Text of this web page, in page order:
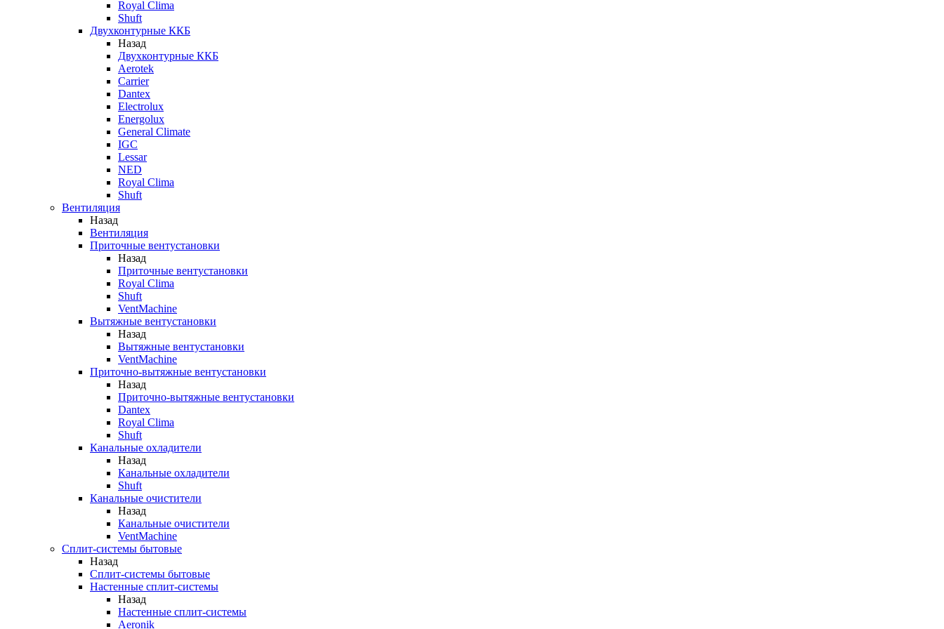
Royal Clima
Shuft
Двухконтурные ККБ
Назад
Двухконтурные ККБ
Aerotek
Carrier
Dantex
Electrolux
Energolux
General Climate
IGC
Lessar
NED
Royal Clima
Shuft
Вентиляция
Назад
Вентиляция
Приточные вентустановки
Назад
Приточные вентустановки
Royal Clima
Shuft
VentMachine
Вытяжные вентустановки
Назад
Вытяжные вентустановки
VentMachine
Приточно-вытяжные вентустановки
Назад
Приточно-вытяжные вентустановки
Dantex
Royal Clima
Shuft
Канальные охладители
Назад
Канальные охладители
Shuft
Канальные очистители
Назад
Канальные очистители
VentMachine
Сплит-системы бытовые
Назад
Сплит-системы бытовые
Настенные сплит-системы
Назад
Настенные сплит-системы
Aeronik